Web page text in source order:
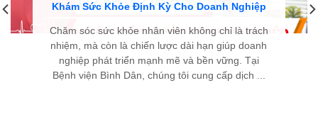
Khám Sức Khỏe Định Kỳ Cho Doanh Nghiệp
Chăm sóc sức khỏe nhân viên không chỉ là trách
nhiệm, mà còn là chiến lược dài hạn giúp doanh
nghiệp phát triển mạnh mẽ và bền vững. Tại
Bệnh viện Bình Dân, chúng tôi cung cấp dịch ...